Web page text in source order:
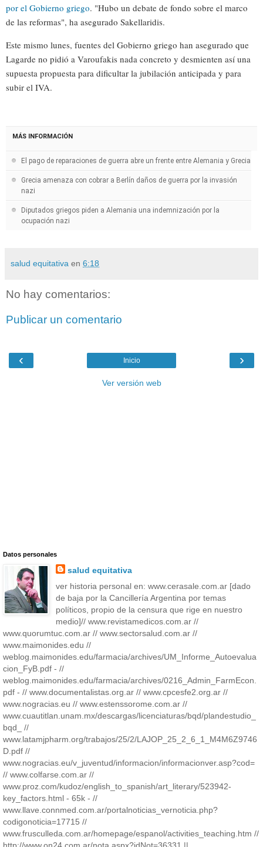
por el Gobierno griego. "Hubo un debate de fondo sobre el marco
de las reformas", ha asegurado Sakellaridis.
Este mismo lunes, fuentes del Gobierno griego han asegurado que
Lagarde no pidió a Varoufakis nada concreto y desmienten así una
supuesta propuesta para dificultar la jubilación anticipada y para
subir el IVA.
MÁS INFORMACIÓN
El pago de reparaciones de guerra abre un frente entre Alemania y Grecia
Grecia amenaza con cobrar a Berlín daños de guerra por la invasión
nazi
Diputados griegos piden a Alemania una indemnización por la
ocupación nazi
salud equitativa en 6:18
No hay comentarios:
Publicar un comentario
‹ ›
Inicio
Ver versión web
Datos personales
salud equitativa
ver historia personal en: www.cerasale.com.ar [dado
de baja por la Cancillería Argentina por temas
políticos, propio de la censura que rige en nuestro
medio]// www.revistamedicos.com.ar //
www.quorumtuc.com.ar // www.sectorsalud.com.ar //
www.maimonides.edu //
weblog.maimonides.edu/farmacia/archives/UM_Informe_Autoevalua
cion_FyB.pdf - //
weblog.maimonides.edu/farmacia/archives/0216_Admin_FarmEcon.
pdf - // www.documentalistas.org.ar // www.cpcesfe2.org.ar //
www.nogracias.eu // www.estenssorome.com.ar //
www.cuautitlan.unam.mx/descargas/licenciaturas/bqd/plandestudio_
bqd_ //
www.latamjpharm.org/trabajos/25/2/LAJOP_25_2_6_1_M4M6Z9746
D.pdf //
www.nogracias.eu/v_juventud/informacion/informacionver.asp?cod=
// www.colfarse.com.ar //
www.proz.com/kudoz/english_to_spanish/art_literary/523942-
key_factors.html - 65k - //
www.llave.connmed.com.ar/portalnoticias_vernoticia.php?
codigonoticia=17715 //
www.frusculleda.com.ar/homepage/espanol/activities_teaching.htm //